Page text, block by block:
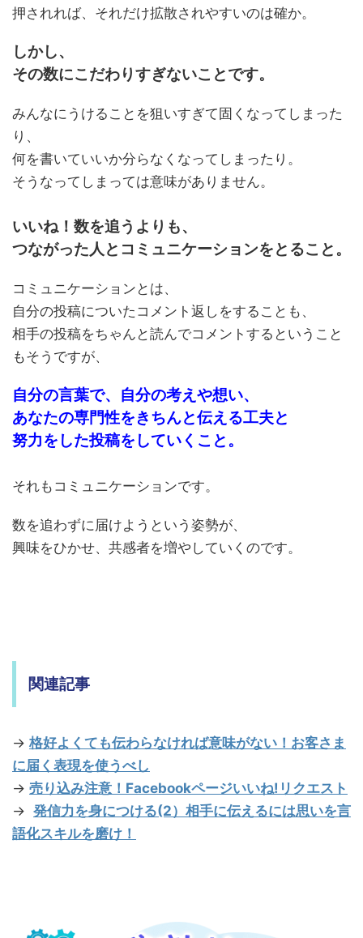
押されれば、それだけ拡散されやすいのは確か。
しかし、
その数にこだわりすぎないことです。
みんなにうけることを狙いすぎて固くなってしまった
り、
何を書いていいか分らなくなってしまったり。
そうなってしまっては意味がありません。
いいね！数を追うよりも、
つながった人とコミュニケーションをとること。
コミュニケーションとは、
自分の投稿についたコメント返しをすることも、
相手の投稿をちゃんと読んでコメントするということ
もそうですが、
自分の言葉で、自分の考えや想い、
あなたの専門性をきちんと伝える工夫と
努力をした投稿をしていくこと。
それもコミュニケーションです。
数を追わずに届けようという姿勢が、
興味をひかせ、共感者を増やしていくのです。
関連記事
→ 格好よくても伝わらなければ意味がない！お客さま
に届く表現を使うべし
→ 売り込み注意！Facebookページいいね!リクエスト
→ 発信力を身につける(2）相手に伝えるには思いを言
語化スキルを磨け！